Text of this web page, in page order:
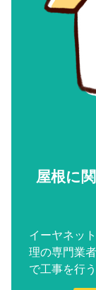
屋根に
イーヤネッ
理の専門業
で工事を行